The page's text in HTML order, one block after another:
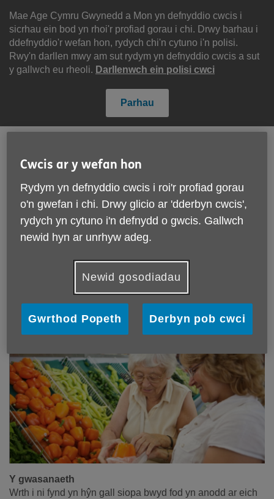
Mae Age Cymru Gwynedd a Mon yn defnyddio cwcis i
sicrhau ein bod yn rhoi'r profiad gorau i chi. Drwy barhau i
ddefnyddio'r wefan hon, rydych chi'n cytuno i'n polisi.
Rwy'n darllen mwy am sut rydym yn defnyddio cwcis a sut
y gallwch eu rheoli. Darllenwch ein polisi cwci
Parhau
cynnwys
Search Menu
Site
Navigation
Cyfrannwch
Cynllun siopa
cefnogol
Gall unrhyw un dros 50 mlwydd oed
gymryd mantais o’n cynllun siopa
cynorthwyol personol.
Y gwasanaeth
Wrth i ni fynd yn hŷn gall siopa bwyd fod yn anodd ar eich
Cwcis ar y wefan hon
Rydym yn defnyddio cwcis i roi'r profiad gorau
o'n gwefan i chi. Drwy glicio ar 'dderbyn cwcis',
rydych yn cytuno i'n defnydd o gwcis. Gallwch
newid hyn ar unrhyw adeg.
Newid gosodiadau
Gwrthod Popeth Derbyn pob cwci